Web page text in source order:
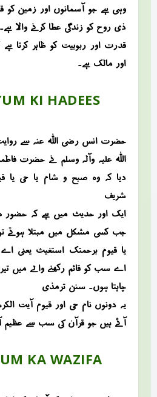
وہی ہے جو آسمانوں اور زمین کو
ذی روح کو زندگی عطا کرنے والا
قدرت اور ربوبیت کو ظاہر کرتا
اور مالک ہے۔
KI HADEES
حضرت انس رضی اللہ عنہ سے
اللہ علیہ وآلہ وسلم نے حضرت
دیا کہ وہ صبح و شام یا حی یا
شریف
ایک اور حدیث میں ہے کہ حضور
جب کسی مشکل میں مبتلا ہوتے تو
یا قیوم برحمتک استغیث یعنی
اے سب کو قائم رکھنے والے میں
چاہتا ہوں۔ سنن ترمذی
یہ دونوں نام حی اور قیوم آیت
آئے ہیں جو قرآن کی سب سے عظیم
KA WAZIFA